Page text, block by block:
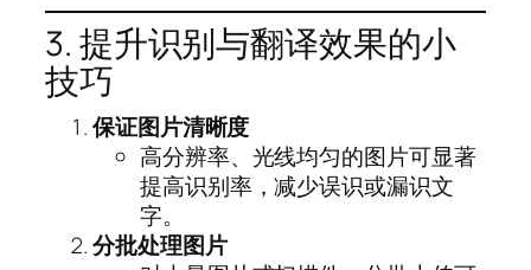
3. 提升识别与翻译效果的小
技巧
保证图片清晰度
高分辨率、光线均匀的图片可显著
提高识别率，减少误识或漏识文
字。
分批处理图片